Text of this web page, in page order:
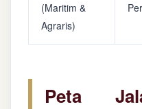
(Maritim &
Agraris)
Peta